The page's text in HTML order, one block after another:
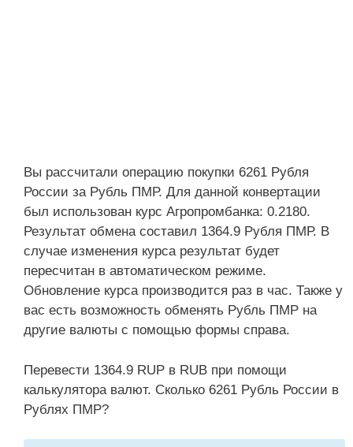
Вы рассчитали операцию покупки 6261 Рубля
России за Рубль ПМР. Для данной конвертации
был использован курс Агропромбанка: 0.2180.
Результат обмена составил 1364.9 Рубля ПМР. В
случае изменения курса результат будет
пересчитан в автоматическом режиме.
Обновление курса производится раз в час. Также у
вас есть возможность обменять Рубль ПМР на
другие валюты с помощью формы справа.
Перевести 1364.9 RUP в RUB при помощи
калькулятора валют. Сколько 6261 Рубль России в
Рублях ПМР?